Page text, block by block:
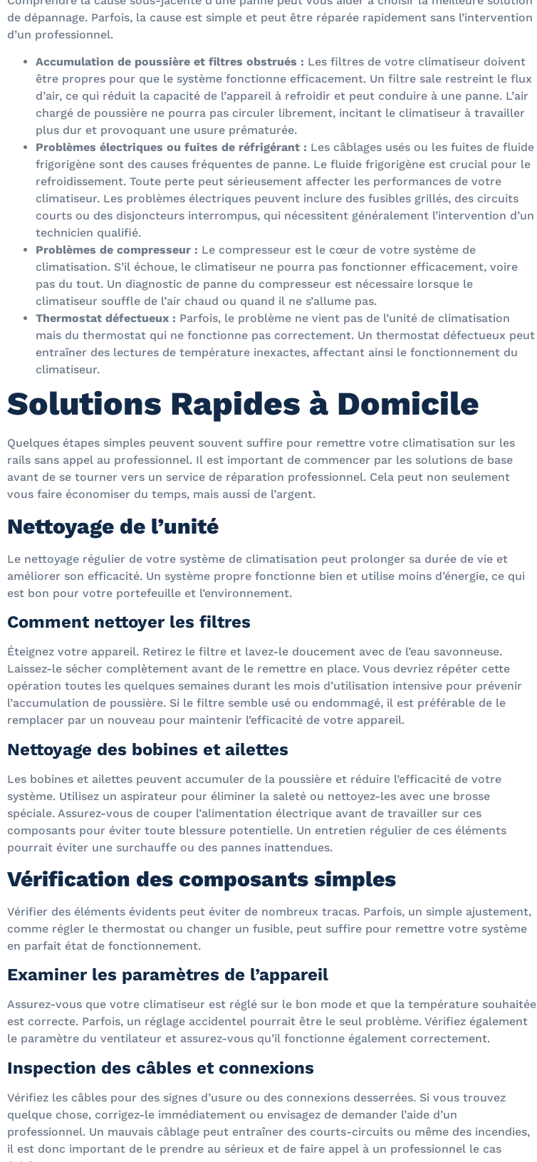
de dépannage. Parfois, la cause est simple et peut être réparée rapidement sans l’intervention
d’un professionnel.
Accumulation de poussière et filtres obstrués : Les filtres de votre climatiseur doivent
être propres pour que le système fonctionne efficacement. Un filtre sale restreint le flux
d’air, ce qui réduit la capacité de l’appareil à refroidir et peut conduire à une panne. L’air
chargé de poussière ne pourra pas circuler librement, incitant le climatiseur à travailler
plus dur et provoquant une usure prématurée.
Problèmes électriques ou fuites de réfrigérant : Les câblages usés ou les fuites de fluide
frigorigène sont des causes fréquentes de panne. Le fluide frigorigène est crucial pour le
refroidissement. Toute perte peut sérieusement affecter les performances de votre
climatiseur. Les problèmes électriques peuvent inclure des fusibles grillés, des circuits
courts ou des disjoncteurs interrompus, qui nécessitent généralement l’intervention d’un
technicien qualifié.
Problèmes de compresseur : Le compresseur est le cœur de votre système de
climatisation. S’il échoue, le climatiseur ne pourra pas fonctionner efficacement, voire
pas du tout. Un diagnostic de panne du compresseur est nécessaire lorsque le
climatiseur souffle de l’air chaud ou quand il ne s’allume pas.
Thermostat défectueux : Parfois, le problème ne vient pas de l’unité de climatisation
mais du thermostat qui ne fonctionne pas correctement. Un thermostat défectueux peut
entraîner des lectures de température inexactes, affectant ainsi le fonctionnement du
climatiseur.
Solutions Rapides à Domicile
Quelques étapes simples peuvent souvent suffire pour remettre votre climatisation sur les
rails sans appel au professionnel. Il est important de commencer par les solutions de base
avant de se tourner vers un service de réparation professionnel. Cela peut non seulement
vous faire économiser du temps, mais aussi de l’argent.
Nettoyage de l’unité
Le nettoyage régulier de votre système de climatisation peut prolonger sa durée de vie et
améliorer son efficacité. Un système propre fonctionne bien et utilise moins d’énergie, ce qui
est bon pour votre portefeuille et l’environnement.
Comment nettoyer les filtres
Éteignez votre appareil. Retirez le filtre et lavez-le doucement avec de l’eau savonneuse.
Laissez-le sécher complètement avant de le remettre en place. Vous devriez répéter cette
opération toutes les quelques semaines durant les mois d’utilisation intensive pour prévenir
l’accumulation de poussière. Si le filtre semble usé ou endommagé, il est préférable de le
remplacer par un nouveau pour maintenir l’efficacité de votre appareil.
Nettoyage des bobines et ailettes
Les bobines et ailettes peuvent accumuler de la poussière et réduire l’efficacité de votre
système. Utilisez un aspirateur pour éliminer la saleté ou nettoyez-les avec une brosse
spéciale. Assurez-vous de couper l’alimentation électrique avant de travailler sur ces
composants pour éviter toute blessure potentielle. Un entretien régulier de ces éléments
pourrait éviter une surchauffe ou des pannes inattendues.
Vérification des composants simples
Vérifier des éléments évidents peut éviter de nombreux tracas. Parfois, un simple ajustement,
comme régler le thermostat ou changer un fusible, peut suffire pour remettre votre système
en parfait état de fonctionnement.
Examiner les paramètres de l’appareil
Assurez-vous que votre climatiseur est réglé sur le bon mode et que la température souhaitée
est correcte. Parfois, un réglage accidentel pourrait être le seul problème. Vérifiez également
le paramètre du ventilateur et assurez-vous qu’il fonctionne également correctement.
Inspection des câbles et connexions
Vérifiez les câbles pour des signes d’usure ou des connexions desserrées. Si vous trouvez
quelque chose, corrigez-le immédiatement ou envisagez de demander l’aide d’un
professionnel. Un mauvais câblage peut entraîner des courts-circuits ou même des incendies,
il est donc important de le prendre au sérieux et de faire appel à un professionnel le cas